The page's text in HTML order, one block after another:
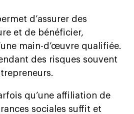
d’assurer des
et de bénéficier,
main-d’œuvre qualifiée.
des risques souvent
qu’une affiliation de
sociales suffit et